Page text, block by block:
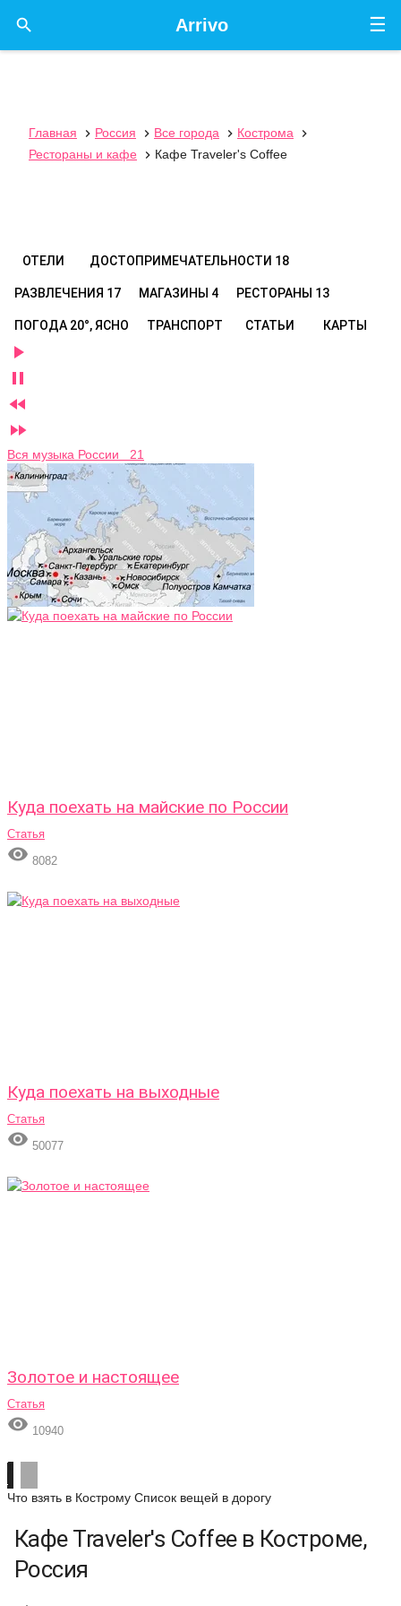
☰
Arrivo

Главная  Россия  Все города  Кострома

Рестораны и кафе
 Кафе Traveler's Coffee
ОТЕЛИ ДОСТОПРИМЕЧАТЕЛЬНОСТИ 18
РАЗВЛЕЧЕНИЯ 17 МАГАЗИНЫ 4 РЕСТОРАНЫ 13
ПОГОДА 20°, ЯСНО ТРАНСПОРТ СТАТЬИ КАРТЫ




Вся музыка России 21
Куда поехать на майские по России
Статья
 8082
Куда поехать на выходные
Статья
 50077
Золотое и настоящее
Статья
 10940
Что взять в Кострому Список вещей в дорогу
Кафе Traveler's Coffee в Костроме,
Россия